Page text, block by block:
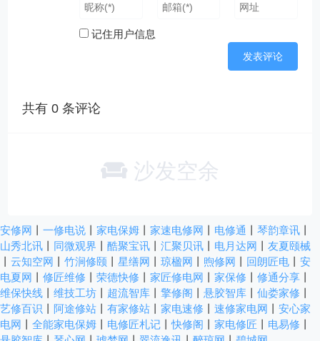
记住用户信息
共有0 条评论
沙发空余
安修网 一修电说 家电保姆 家速电修网 电修通 琴韵章讯
山秀北讯
同微观界 酷聚宝讯 汇聚贝讯 电月达网
友夏颐械
云知空网 竹涧修颐 星缮网 琼楹网 煦修网 回朗匠电
安
电夏网
修匠维修 荣德快修 家匠修电网 家保修 修通分享
维保快线
维技工坊 超流智库 擎修阁 悬胶智库 仙娄家修
艺修百识
阿途修站 有家修站 家电速修 速修家电网
安心家
电网
全能家电保姆 电修匠札记 丨快修阁 家电修匠 电易修